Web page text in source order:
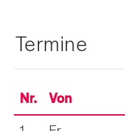
Termine
Nr. Von